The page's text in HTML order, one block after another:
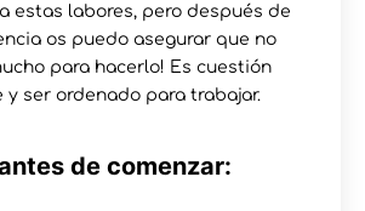
estas labores, pero después de
os puedo asegurar que no
para hacerlo! Es cuestión
y ser ordenado para trabajar.
de comenzar: